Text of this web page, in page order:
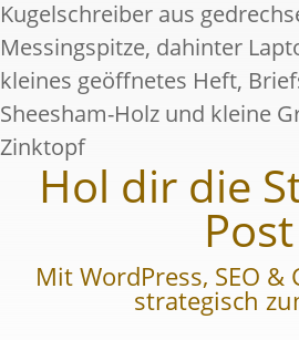
Hol dir die
Post
Mit WordPress, SEO &
strategisch